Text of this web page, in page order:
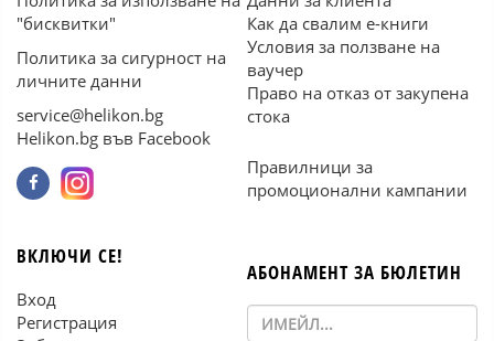
"бисквитки"
Политика за сигурност на
личните данни
service@helikon.bg
Helikon.bg във Facebook
Как да свалим е-книги
Условия за ползване на
ваучер
Право на отказ от закупена
стока
Правилници за
промоционални кампании
ВКЛЮЧИ СЕ!
Вход
Регистрация
АБОНАМЕНТ ЗА БЮЛЕТИН